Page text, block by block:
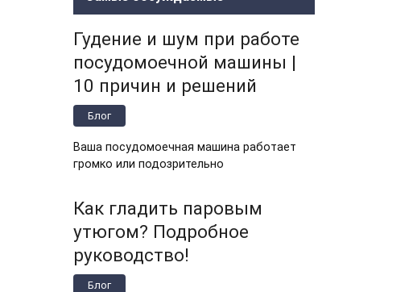
Гудение и шум при работе
посудомоечной машины |
10 причин и решений
Блог
Ваша посудомоечная машина работает
громко или подозрительно
Как гладить паровым
утюгом? Подробное
руководство!
Блог